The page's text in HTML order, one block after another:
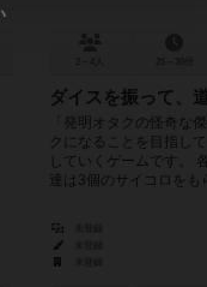
ダイスを振って、
「発明オタクの怪奇な
クになることを目指し
していくゲームです。
達は3個のサイコロをも